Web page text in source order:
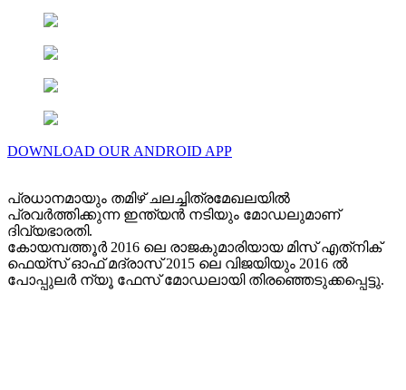
DOWNLOAD OUR ANDROID APP
പ്രധാനമായും തമിഴ് ചലച്ചിത്രമേഖലയിൽ
പ്രവർത്തിക്കുന്ന ഇന്ത്യൻ നടിയും മോഡലുമാണ്
ദിവ്യഭാരതി.
കോയമ്പത്തൂർ 2016 ലെ രാജകുമാരിയായ മിസ് എത്‌നിക്
ഫെയ്‌സ് ഓഫ് മദ്രാസ് 2015 ലെ വിജയിയും 2016 ൽ
പോപ്പുലർ ന്യൂ ഫേസ് മോഡലായി തിരഞ്ഞെടുക്കപ്പെട്ടു.